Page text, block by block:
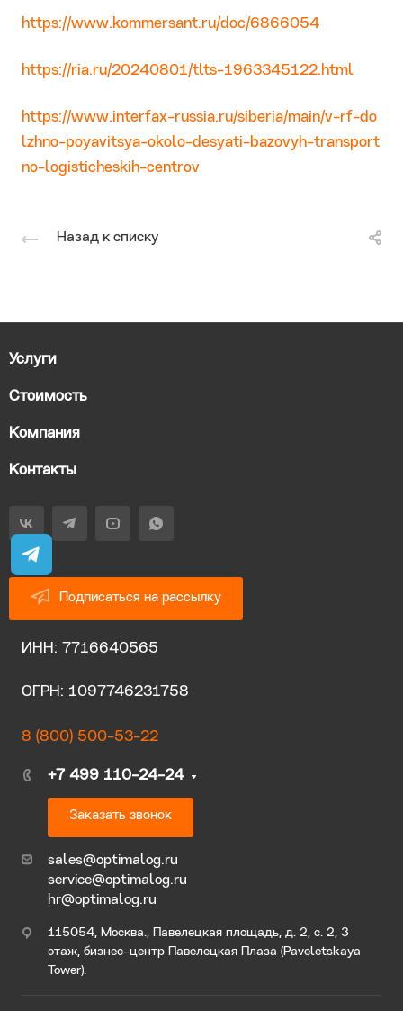
https://www.kommersant.ru/doc/6866054
https://ria.ru/20240801/tlts-1963345122.html
https://www.interfax-russia.ru/siberia/main/v-rf-do
lzhno-poyavitsya-okolo-desyati-bazovyh-transport
no-logisticheskih-centrov
Назад к списку
Услуги
Стоимость
Компания
Контакты
Подписаться на рассылку
ИНН: 7716640565
ОГРН: 1097746231758
8 (800) 500-53-22
+7 499 110-24-24
Заказать звонок
sales@optimalog.ru
service@optimalog.ru
hr@optimalog.ru
115054, Москва., Павелецкая площадь, д. 2, с. 2, 3
этаж, бизнес-центр Павелецкая Плаза (Paveletskaya
Tower).